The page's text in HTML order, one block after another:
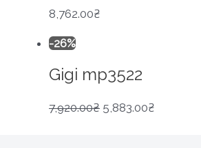
8,762.00₴
-26%
Gigi mp3522
7,920.00₴ Оригінальна
5,883.00₴